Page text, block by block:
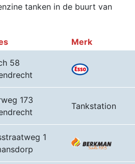
tanken in de buurt van
Merk
58
173
Tankstation
1